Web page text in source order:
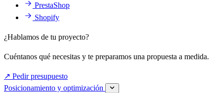
PrestaShop
Shopify
¿Hablamos de tu proyecto?
Cuéntanos qué necesitas y te preparamos una propuesta a medida.
↗ Pedir presupuesto
Posicionamiento y optimización